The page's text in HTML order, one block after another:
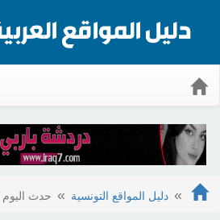
دليل المواقع التونسية حدث اليوم